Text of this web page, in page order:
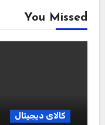
You Missed
کالای دیجیتال